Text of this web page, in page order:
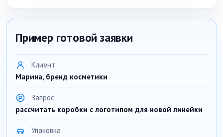
Пример готовой заявки
Клиент
Марина, бренд косметики
Запрос
рассчитать коробки с логотипом для новой линейки
Упаковка